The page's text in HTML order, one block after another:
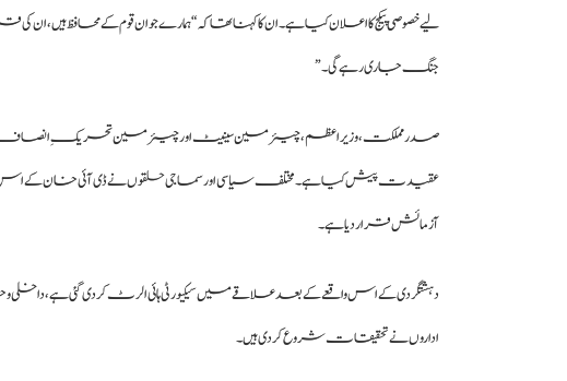
لیے خصوصی پیکج کا اعلان کیا ہے۔ ان کا کہنا تھا کہ “ہمارے جوان قوم کے محافظ ہیں،
جنگ جاری رہے گی۔”
صدر مملکت، وزیراعظم، چیئرمین سینیٹ اور چیئرمین تحریکِ انصاف
عقیدت پیش کیا ہے۔ مختلف سیاسی اور سماجی حلقوں نے ڈی آئی خان کے اس
آزمائش قرار دیا ہے۔
دہشتگردی کے اس واقعے کے بعد علاقے میں سیکیورٹی ہائی الرٹ کر دی گئی ہے،
اداروں نے تحقیقات شروع کر دی ہیں۔